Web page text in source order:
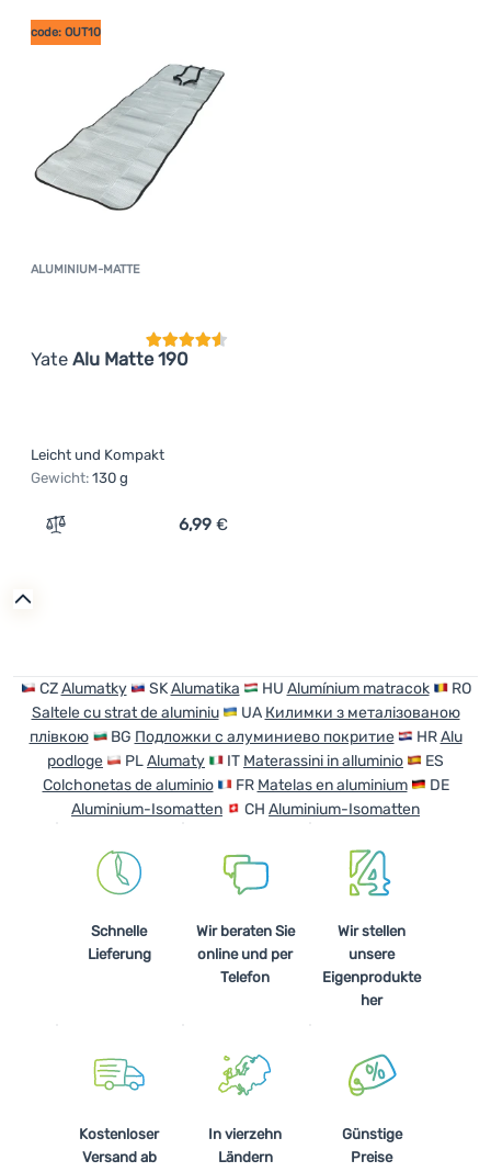
Anmelden /
ALUMINIUM-MATTE
Yate Alu Matte 190
code: OUT10
Leicht und Kompakt
Gewicht: 130 g
Zum Vergleich 'Aluminium-Matte Yate Alu Matte 190'
6,99 €
CZAlumatky SKAlumatika HU Alumínium matracok
RO
Saltele cu strat de aluminiu
UA Килимки з металізованою
плівкою
BG Подложки с алуминиево покритие HRAlu
podloge
PLAlumaty IT Materassini in alluminio
ES
Colchonetas de aluminio
FR Matelas en aluminium
DE
Aluminium-Isomatten
CH Aluminium-Isomatten
Schnelle
Lieferung
Wir beraten Sie
online und per
Telefon
Wir stellen
unsere
Eigenprodukte
her
Kostenloser
Versand ab
In vierzehn
Ländern
Günstige
Preise